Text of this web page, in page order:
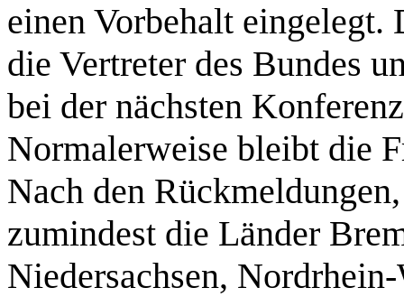
einen Vorbehalt eingelegt.
die Vertreter des Bundes
bei der nächsten
Normalerweise bleibt die
Nach den
zumindest die Länder
Niedersachsen,